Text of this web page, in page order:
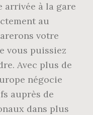
arrivée à la gare
au
votre
vous puissiez
Avec plus de
négocie
auprès de
dans plus